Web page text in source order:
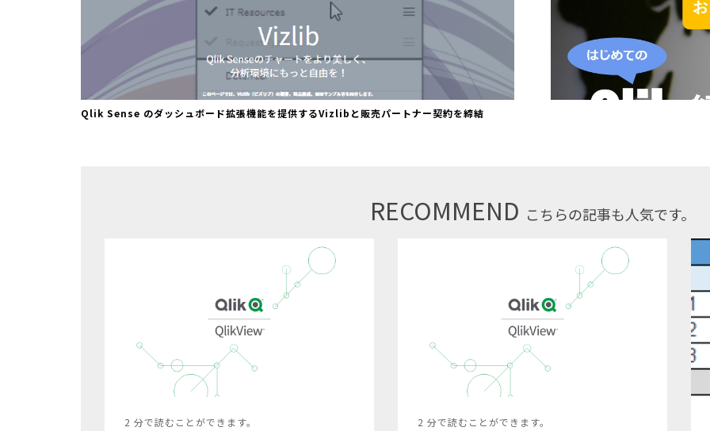
Qlik Sense のダッシュボード拡張機能を提供するVizlibと販売パートナー契約を締結
RECOMMEND こちらの記事も人気です。
2 分で読むことができます。 2 分で読むことができます。